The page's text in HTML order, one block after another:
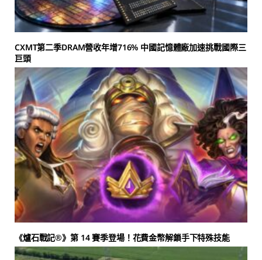
CXMT第二季DRAM營收年增716% 中國記憶體廠加速挑戰國際三
巨頭
《爐石戰記®》第 14 賽季登場！花費金幣解鎖手下特殊技能